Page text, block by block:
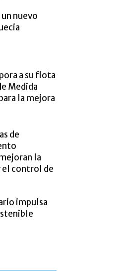
nuevo
a su flota
Medida
la mejora
de
la
el control de
impulsa